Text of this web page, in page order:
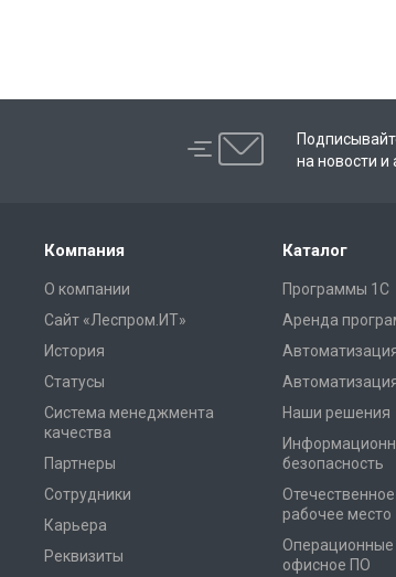
на новости и
Компания
О компании
Сайт «Леспром.ИТ»
История
Статусы
Система менеджмента
качества
Партнеры
Сотрудники
Карьера
Реквизиты
Каталог
Программы 1С
Аренда
Наши решения
безопасность
рабочее место
Операционные
офисное ПО